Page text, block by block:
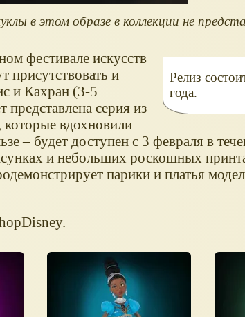
в этом образе в коллекции не
Релиз
года.
фестивале искусств
присутствовать и
и Кахран (3-5
серия из
которые вдохновили
– будет доступен с 3 февраля в
и небольших роскошных
парики и платья